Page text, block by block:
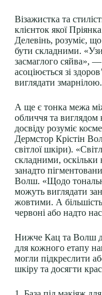
Візажистка та
клієнток якої
Делевінь, розуміє,
бути складними.
засмаглого сяйва»,
асоціюється зі
виглядати змарнілою.
А ще є тонка межа
обличчя та виглядом
досвіду розуміє
Дермстор Крістін
світлої шкіри).
складними, оскільки
занадто
Волш. «Щодо
можуть виглядати
жовтими. А більшість
червоні або надто
Нижче Кац та Волш
для кожного етапу
могли підкреслити
шкіру та досягти